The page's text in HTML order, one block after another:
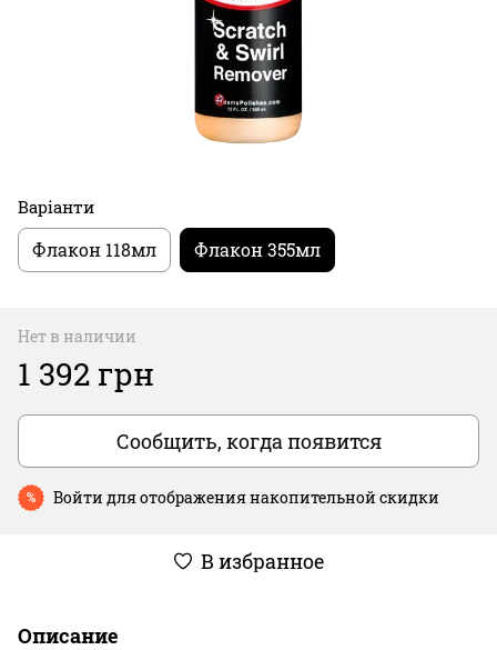
Варіанти
Флакон 118мл Флакон 355мл
Нет в наличии
1 392 грн
Сообщить, когда появится
% Войти для отображения накопительной скидки
В избранное
Описание